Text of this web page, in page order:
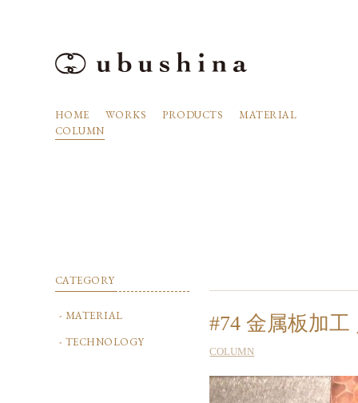
HOME WORKS PRODUCTS
MATERIAL
COLUMN
CATEGORY
MATERIAL
TECHNOLOGY
#74 金属板加工
COLUMN